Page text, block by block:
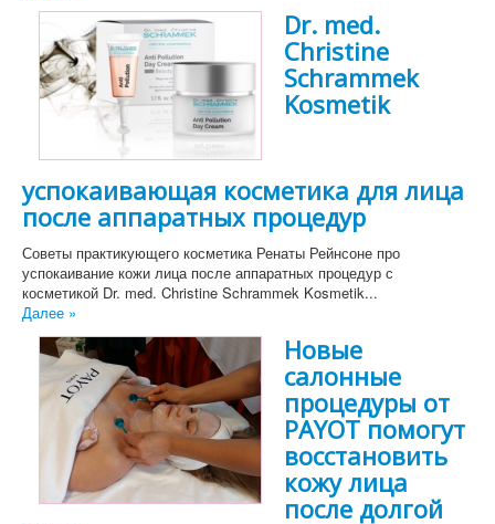
Dr. med.
Christine
Schrammek
Kosmetik
успокаивающая косметика для лица
после аппаратных процедур
Советы практикующего косметика Ренаты Рейнсоне про
успокаивание кожи лица после аппаратных процедур с
косметикой Dr. med. Christine Schrammek Kosmetik...
Далее »
Новые
салонные
процедуры от
PAYOT помогут
восстановить
кожу лица
после долгой